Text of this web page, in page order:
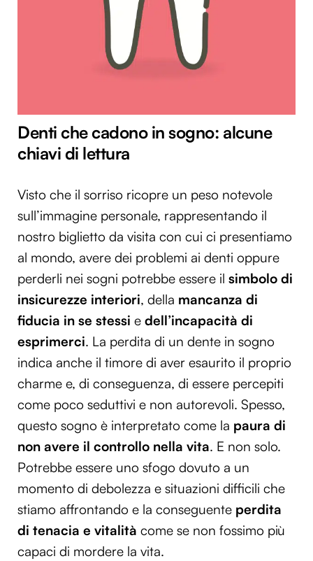
Denti che cadono in sogno: alcune
chiavi di lettura
Visto che il sorriso ricopre un peso notevole
sull’immagine personale, rappresentando il
nostro biglietto da visita con cui ci presentiamo
al mondo, avere dei problemi ai denti oppure
perderli nei sogni potrebbe essere il simbolo di
insicurezze interiori, della mancanza di
fiducia in se stessi e dell’incapacità di
esprimerci. La perdita di un dente in sogno
indica anche il timore di aver esaurito il proprio
charme e, di conseguenza, di essere percepiti
come poco seduttivi e non autorevoli. Spesso,
questo sogno è interpretato come la paura di
non avere il controllo nella vita. E non solo.
Potrebbe essere uno sfogo dovuto a un
momento di debolezza e situazioni difficili che
stiamo affrontando e la conseguente perdita
di tenacia e vitalità come se non fossimo più
capaci di mordere la vita.